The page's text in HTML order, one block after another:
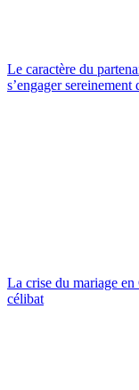
Le caractère du
s’engager
La crise du mariage
célibat